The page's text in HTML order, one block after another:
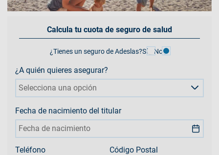
Calcula tu cuota de seguro de salud
¿Tienes un seguro de Adeslas?Sí No
¿A quién quieres asegurar?
Selecciona una opción
Fecha de nacimiento del titular
Teléfono Código Postal